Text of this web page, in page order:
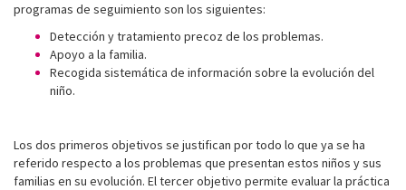
programas de seguimiento son los siguientes:
Detección y tratamiento precoz de los problemas.
Apoyo a la familia.
Recogida sistemática de información sobre la evolución del
niño.
Los dos primeros objetivos se justifican por todo lo que ya se ha
referido respecto a los problemas que presentan estos niños y sus
familias en su evolución. El tercer objetivo permite evaluar la práctica